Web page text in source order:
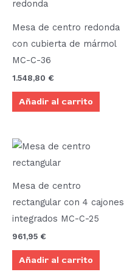
Mesa de centro redonda
con cubierta de mármol
MC-C-36
1.548,80 €
Añadir al carrito
Mesa de centro
rectangular con 4 cajones
integrados MC-C-25
961,95 €
Añadir al carrito